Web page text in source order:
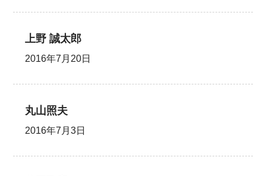
上野 誠太郎
2016年7月20日
丸山照夫
2016年7月3日